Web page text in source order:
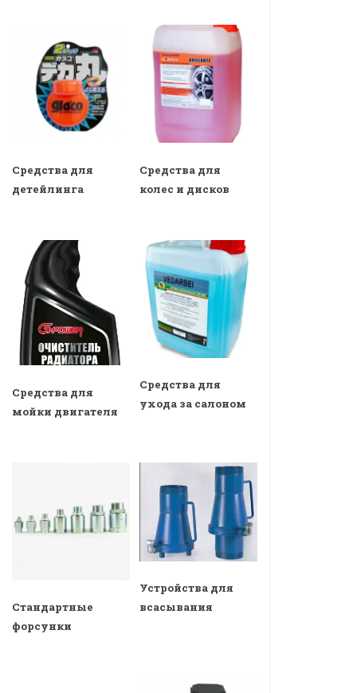
Средства для
детейлинга
Средства для
колес и дисков
Средства для
мойки двигателя
Средства для
ухода за салоном
Стандартные
форсунки
Устройства для
всасывания